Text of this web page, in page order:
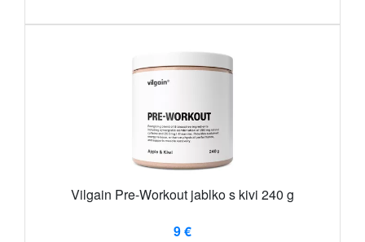
Vilgain Pre-Workout jablko s kivi 240 g
9 €